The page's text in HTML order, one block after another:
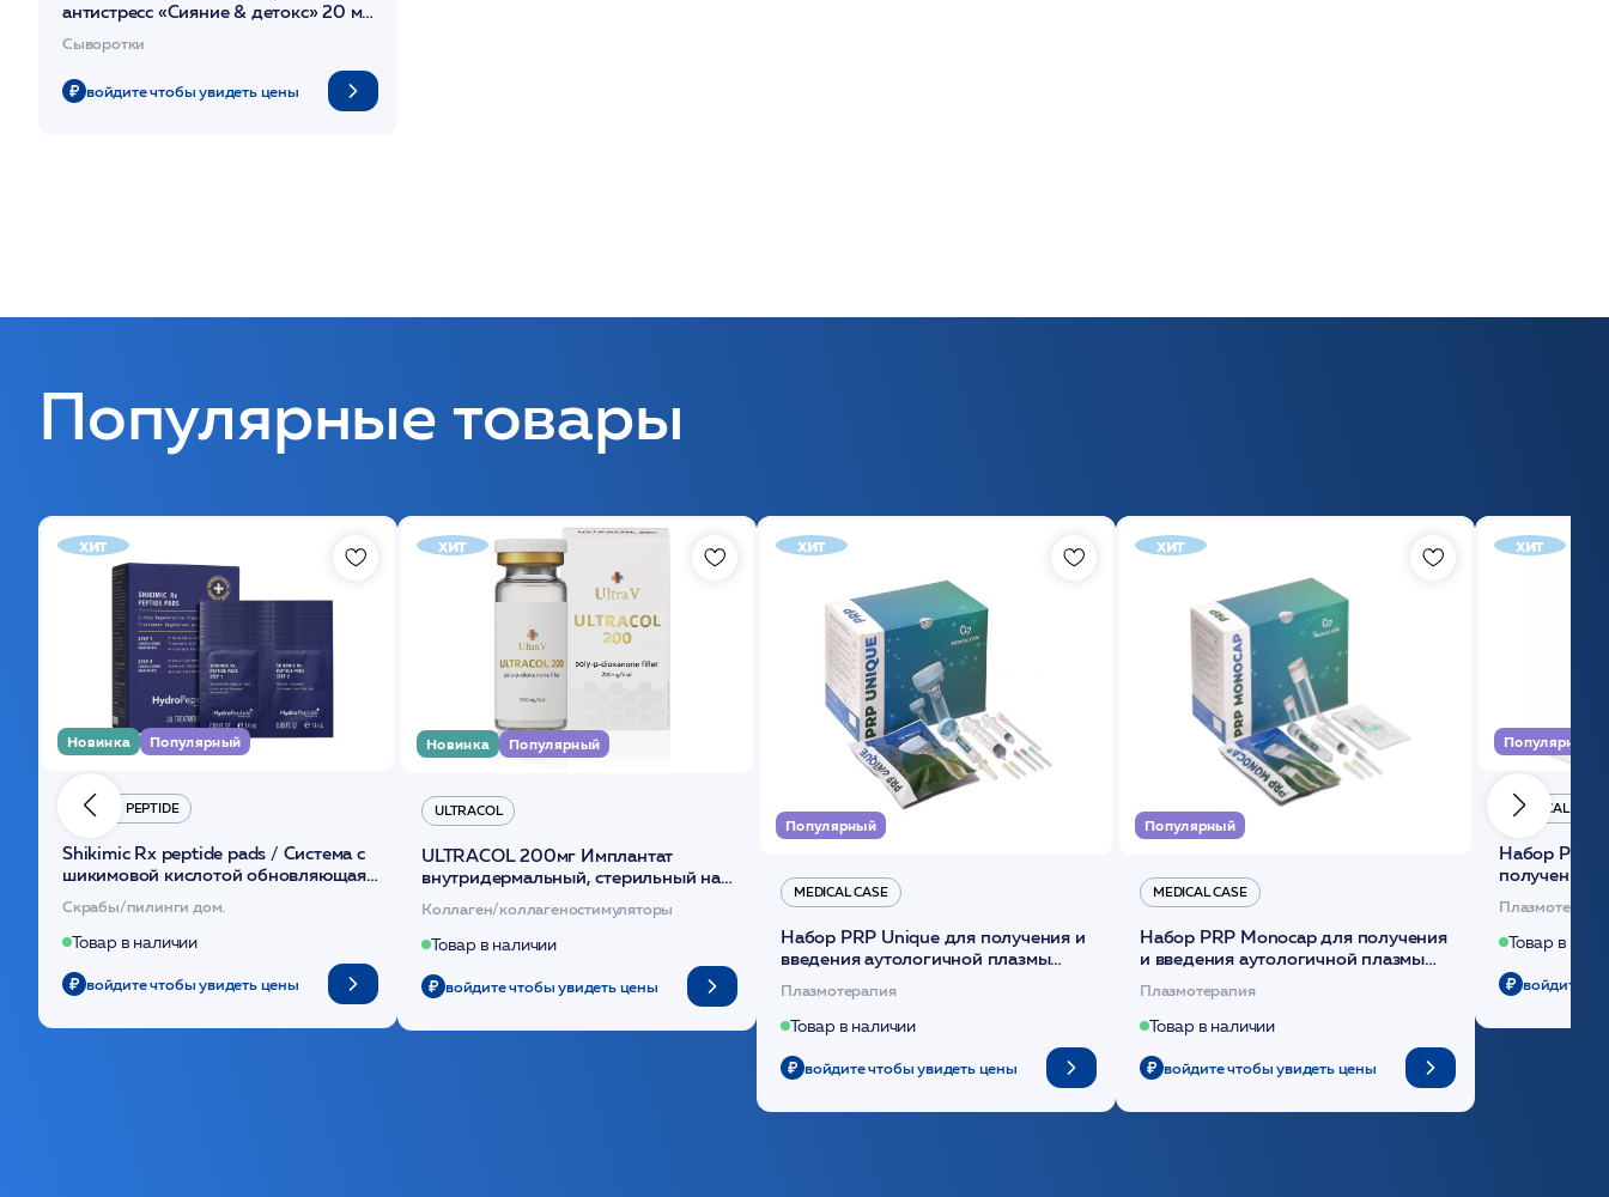
антистресс «Сияние & детокс» 20 мл
/FINISTERE*
Сыворотки
войдите чтобы увидеть цены
Популярные товары
хит
Новинка Популярный
HYDRO PEPTIDE
Shikimic Rx peptide pads / Cистема с
шикимовой кислотой обновляющая
(30шт) /HP
Скрабы/пилинги дом.
Товар в наличии
войдите чтобы увидеть цены
хит
Новинка Популярный
ULTRACOL
ULTRACOL 200мг Имплантат
внутридермальный, стерильный на
основе полидиоксанона /ULTRACOL
Коллаген/коллагеностимуляторы
Товар в наличии
войдите чтобы увидеть цены
хит
Популярный
MEDICAL CASE
Набор PRP Unique для получения и
введения аутологичной плазмы
(саше 1шт)/Medical Case
Плазмотерапия
Товар в наличии
войдите чтобы увидеть цены
хит
Популярный
MEDICAL CASE
Набор PRP Monocap для получения
и введения аутологичной плазмы
(саше 1шт)/Medical Case
Плазмотерапия
Товар в наличии
войдите чтобы увидеть цены
хит
Популярный
MEDICAL CASE
Набор Plasmoactive Стандарт для
получения
плазмы
Товар в
войдите